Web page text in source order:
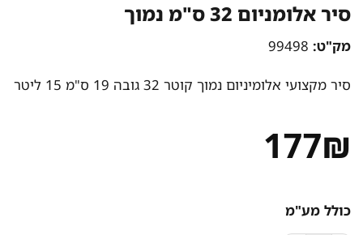
סיר אלומניום 32 ס"מ נמוך
מק"ט:99498
סיר מקצועי אלומיניום נמוך קוטר 32 גובה 19 ס"מ 15 ליטר
177₪
כולל מע"מ